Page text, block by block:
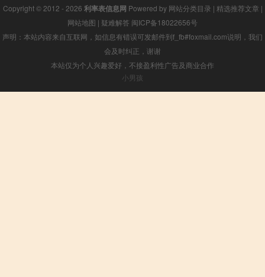
Copyright © 2012 - 2026 利率表信息网 Powered by 网站分类目录 | 精选推荐文章 |
网站地图 | 疑难解答 闽ICP备18022656号
声明：本站内容来自互联网，如信息有错误可发邮件到f_fb#foxmail.com说明，我们
会及时纠正，谢谢
本站仅为个人兴趣爱好，不接盈利性广告及商业合作
小男孩